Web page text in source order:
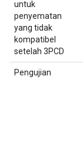
untuk
penyematan
yang tidak
kompatibel
setelah 3PCD
Pengujian